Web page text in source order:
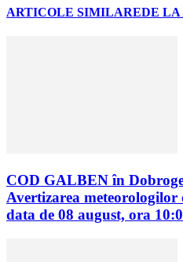
ARTICOLE SIMILAREDE LA
COD GALBEN în
Avertizarea meteorologilor
data de 08 august, ora